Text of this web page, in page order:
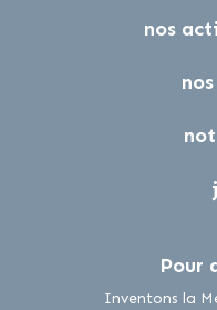
nos
Pour
Inventons la